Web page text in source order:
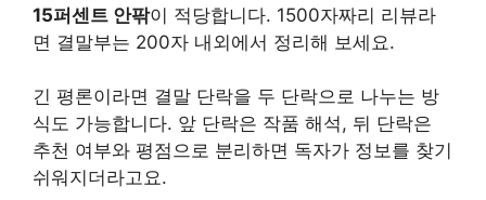
15퍼센트 안팎이 적당합니다. 1500자짜리 리뷰라
면 결말부는 200자 내외에서 정리해 보세요.
긴 평론이라면 결말 단락을 두 단락으로 나누는 방
식도 가능합니다. 앞 단락은 작품 해석, 뒤 단락은
추천 여부와 평점으로 분리하면 독자가 정보를 찾기
쉬워지더라고요.